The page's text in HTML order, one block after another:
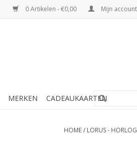
0 Artikelen - €0,00 Mijn
MERKEN CADEAUKAARTEN
HOME/ LORUS -